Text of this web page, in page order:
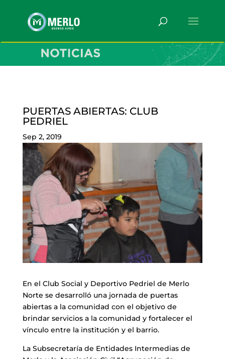
PUERTAS ABIERTAS: CLUB
PEDRIEL
Sep 2, 2019
En el Club Social y Deportivo Pedriel de Merlo
Norte se desarrolló una jornada de puertas
abiertas a la comunidad con el objetivo de
brindar servicios a la comunidad y fortalecer el
vínculo entre la institución y el barrio.
La Subsecretaría de Entidades Intermedias de